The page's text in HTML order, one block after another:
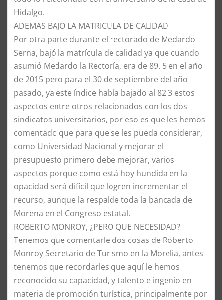
Hidalgo.
​ADEMAS BAJO LA MATRICULA DE CALIDAD
​Por otra parte durante el rectorado de Medardo
Serna, bajó la matrícula de calidad ya que cuando
asumió Medardo la Rectoría, era de 89. 5 en el año
de 2015 pero para el 30 de septiembre del año
pasado, ya este índice había bajado al 82.3 estos
aspectos entre otros relacionados con los dos
sindicatos universitarios, por eso es que les hemos
comentado que para que se les pueda considerar,
como Universidad Nacional y mejorar el
presupuesto primero debe mejorar, varios
aspectos porque como está hoy hundida en la
opacidad será difícil que logren incrementar el
recurso, aunque la respalde toda la bancada de
Morena en el Congreso estatal.
ROBERTO MONROY, ¿PERO QUE NECESIDAD?
Tenemos que comentarle dos cosas de Roberto
Monroy Secretario de Turismo en la Morelia, antes
tenemos que recordarles que aquí le hemos
reconocido su capacidad, y talento e ingenio en
materia de promoción turística, principalmente por